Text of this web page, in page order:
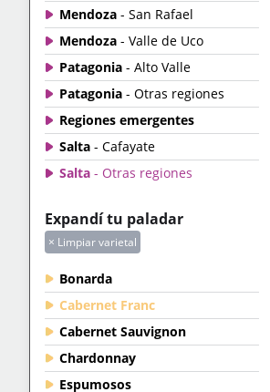
Mendoza - San Rafael
Mendoza - Valle de Uco
Patagonia - Alto Valle
Patagonia - Otras regiones
Regiones emergentes
Salta - Cafayate
Salta - Otras regiones
Expandí tu paladar
× Limpiar varietal
Bonarda
Cabernet Franc
Cabernet Sauvignon
Chardonnay
Espumosos